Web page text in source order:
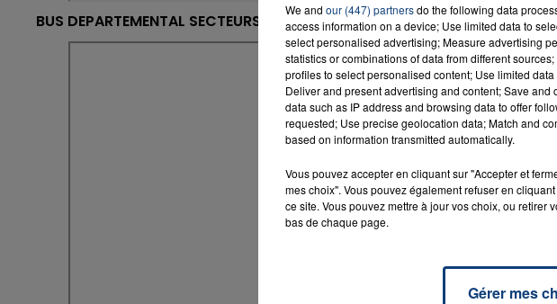
BUS DEPARTEMENTAL SECTEURS NANTEUIL-LE-HAUDOUIN ET CREPY-EN-
We and our (447) partnersdo the following data
access information on a device; Use limited data to
select personalised advertising; Measure advertising
statistics or combinations of data from different
profiles to select personalised content; Use limited
Deliver and present advertising and content; Save
data such as IP address and browsing data to offer
requested; Use precise geolocation data; Match and
based on information transmitted automatically.
Vous pouvez accepter en cliquant sur "Accepter et
mes choix". Vous pouvez également refuser en
ce site. Vous pouvez mettre à jour vos choix, ou retirer
bas de chaque page.
Gérer mes